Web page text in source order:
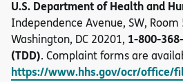
U.S. Department of Health and
Independence Avenue, SW, Room
Washington, DC 20201, 1-800-
(TDD). Complaint forms are
https://www.hhs.gov/ocr/office/